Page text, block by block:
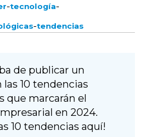
-tecnología-
-tendencias
de publicar un
10 tendencias
que marcarán el
en 2024.
10 tendencias aquí!